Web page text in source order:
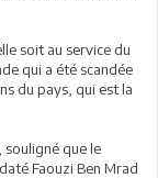
soit au service du
qui a été scandée
du pays, qui est la
que le
Faouzi Ben Mrad